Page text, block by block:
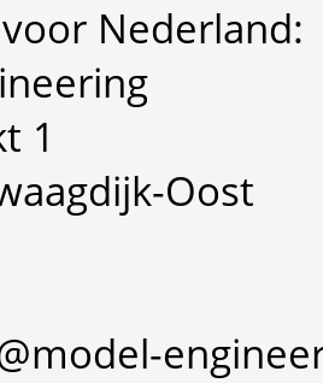
Nederland:
1
Oost